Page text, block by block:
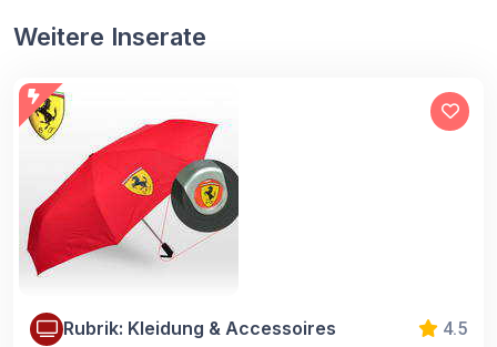
Weitere Inserate
Rubrik: Kleidung & Accessoires 4.5